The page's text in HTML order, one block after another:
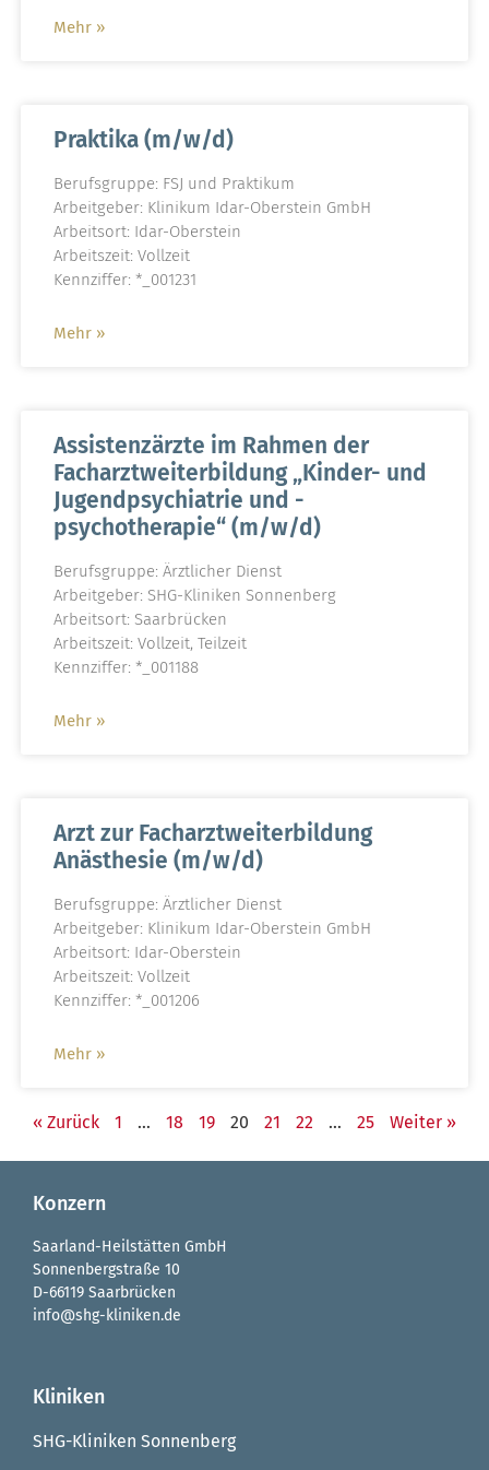
Mehr »
Praktika (m/w/d)
Berufsgruppe: FSJ und Praktikum
Arbeitgeber: Klinikum Idar-Oberstein GmbH
Arbeitsort: Idar-Oberstein
Arbeitszeit: Vollzeit
Kennziffer: *_001231
Mehr »
Assistenzärzte im Rahmen der
Facharztweiterbildung „Kinder- und
Jugendpsychiatrie und -
psychotherapie“ (m/w/d)
Berufsgruppe: Ärztlicher Dienst
Arbeitgeber: SHG-Kliniken Sonnenberg
Arbeitsort: Saarbrücken
Arbeitszeit: Vollzeit, Teilzeit
Kennziffer: *_001188
Mehr »
Arzt zur Facharztweiterbildung
Anästhesie (m/w/d)
Berufsgruppe: Ärztlicher Dienst
Arbeitgeber: Klinikum Idar-Oberstein GmbH
Arbeitsort: Idar-Oberstein
Arbeitszeit: Vollzeit
Kennziffer: *_001206
Mehr »
« Zurück 1 … 18 19 20 21 22 … 25 Weiter »
Konzern
Saarland-Heilstätten GmbH
Sonnenbergstraße 10
D-66119 Saarbrücken
info@shg-kliniken.de
Kliniken
SHG-Kliniken Sonnenberg